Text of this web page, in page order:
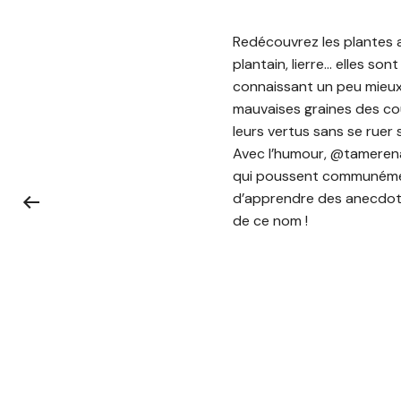
Redécouvrez les plantes
plantain, lierre… elles
connaissant un peu
mauvaises graines des
leurs vertus sans se ruer
Avec l’humour,
qui poussent
d’apprendre des
de ce nom !